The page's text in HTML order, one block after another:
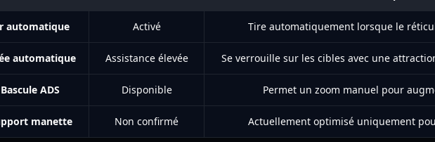
automatique Activé Tire automatiquement lorsque le
automatique Assistance élevée Se verrouille sur les cibles avec une
Bascule ADS Disponible Permet un zoom manuel pour
manette Non confirmé Actuellement optimisé uniquement